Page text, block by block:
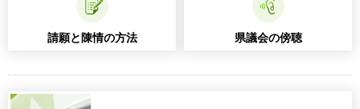
請願と陳情の方法 県議会の傍聴